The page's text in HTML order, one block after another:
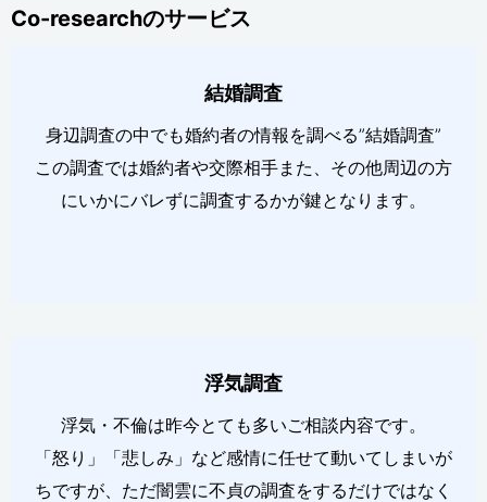
Co-researchのサービス
結婚調査
身辺調査の中でも婚約者の情報を調べる”結婚調査”
この調査では婚約者や交際相手また、その他周辺の方
にいかにバレずに調査するかが鍵となります。
浮気調査
浮気・不倫は昨今とても多いご相談内容です。
「怒り」「悲しみ」など感情に任せて動いてしまいが
ちですが、ただ闇雲に不貞の調査をするだけではなく